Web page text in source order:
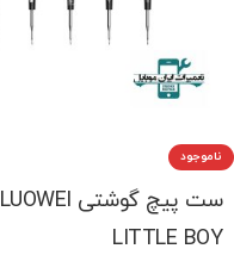
ناموجود
ست پیچ گوشتی LUOWEI
LITTLE BOY